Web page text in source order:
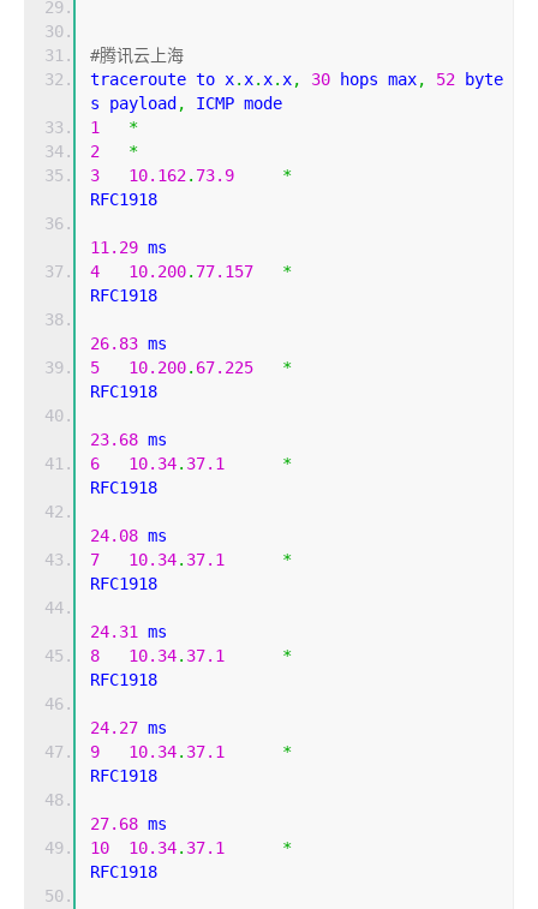
#腾讯云上海
traceroute to x. x. x. x, 30 hops max, 52 byte
s payload ,
ICMP mode
1
*
2
*
3
10.162. 73.9
*
RFC1918
11.29 ms
4
10.200. 77.157
*
RFC1918
26.83 ms
5
10.200. 67.225
*
RFC1918
23.68 ms
6
10.34. 37.1
*
RFC1918
24.08 ms
7
10.34. 37.1
*
RFC1918
24.31
ms
8
10.34. 37.1
*
RFC1918
24.27 ms
9
10.34. 37.1
*
RFC1918
27.68 ms
10
10.34. 37.1
*
RFC1918